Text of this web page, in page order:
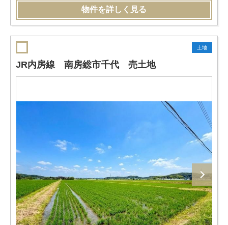
物件を詳しく見る
土地
JR内房線 南房総市千代 売土地